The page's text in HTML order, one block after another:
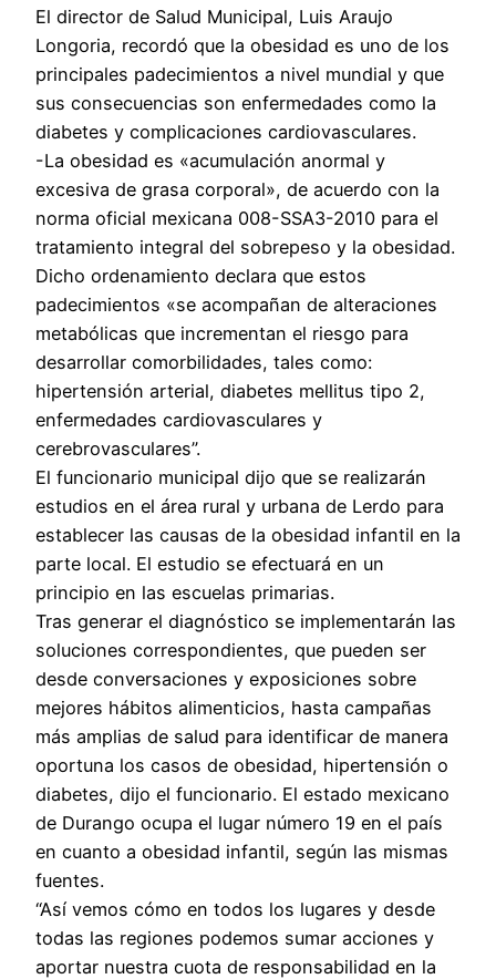
El director de Salud Municipal, Luis Araujo
Longoria, recordó que la obesidad es uno de los
principales padecimientos a nivel mundial y que
sus consecuencias son enfermedades como la
diabetes y complicaciones cardiovasculares.
-La obesidad es «acumulación anormal y
excesiva de grasa corporal», de acuerdo con la
norma oficial mexicana 008-SSA3-2010 para el
tratamiento integral del sobrepeso y la obesidad.
Dicho ordenamiento declara que estos
padecimientos «se acompañan de alteraciones
metabólicas que incrementan el riesgo para
desarrollar comorbilidades, tales como:
hipertensión arterial, diabetes mellitus tipo 2,
enfermedades cardiovasculares y
cerebrovasculares”.
El funcionario municipal dijo que se realizarán
estudios en el área rural y urbana de Lerdo para
establecer las causas de la obesidad infantil en la
parte local. El estudio se efectuará en un
principio en las escuelas primarias.
Tras generar el diagnóstico se implementarán las
soluciones correspondientes, que pueden ser
desde conversaciones y exposiciones sobre
mejores hábitos alimenticios, hasta campañas
más amplias de salud para identificar de manera
oportuna los casos de obesidad, hipertensión o
diabetes, dijo el funcionario. El estado mexicano
de Durango ocupa el lugar número 19 en el país
en cuanto a obesidad infantil, según las mismas
fuentes.
“Así vemos cómo en todos los lugares y desde
todas las regiones podemos sumar acciones y
aportar nuestra cuota de responsabilidad en la